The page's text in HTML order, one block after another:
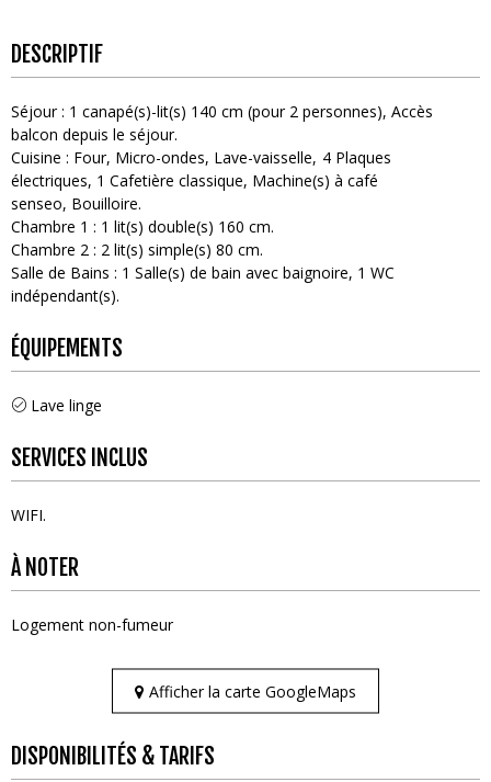
DESCRIPTIF
Séjour: 1 canapé(s)-lit(s) 140 cm (pour 2 personnes) Accès
balcon depuis le séjour
Cuisine : Four Micro-ondes Lave-vaisselle 4 Plaques
électriques 1 Cafetière classique Machine(s) à café
senseo Bouilloire
Chambre 1 : 1 lit(s) double(s) 160 cm
Chambre 2 : 2 lit(s) simple(s) 80 cm
Salle de Bains : 1 Salle(s) de bain avec baignoire 1 WC
indépendant(s)
ÉQUIPEMENTS
Lave linge
SERVICES INCLUS
WIFI
À NOTER
Logement non-fumeur
Afficher la carte GoogleMaps
DISPONIBILITÉS & TARIFS